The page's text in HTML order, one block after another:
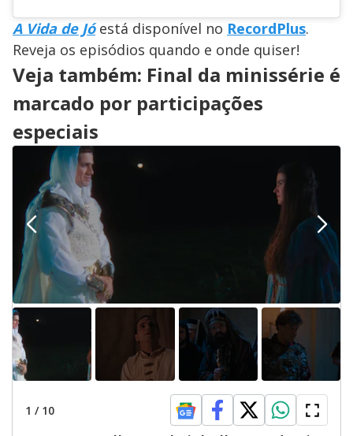
A Vida de Jóestá disponível no RecordPlus.
Reveja os episódios quando e onde quiser!
Veja também: Final da minissérie é
marcado por participações
especiais
1 / 10